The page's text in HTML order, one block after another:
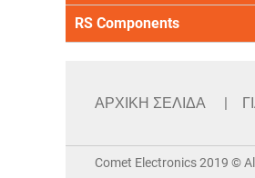
RS Components
ΑΡΧΙΚΗ ΣΕΛΙΔΑ
Comet Electronics 2019 ©